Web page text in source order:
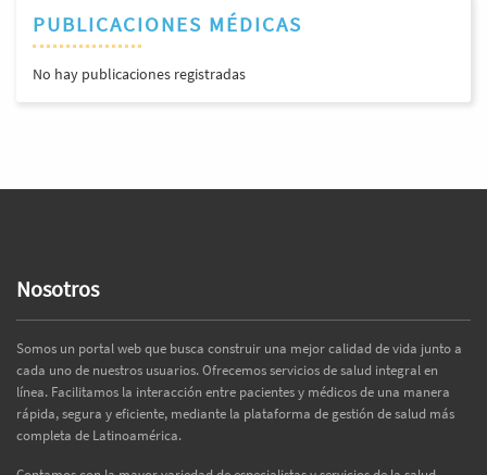
Previous
PUBLICACIONES MÉDICAS
No hay publicaciones registradas
Nosotros
Somos un portal web que busca construir una mejor calidad de vida junto a
cada uno de nuestros usuarios. Ofrecemos servicios de salud integral en
línea. Facilitamos la interacción entre pacientes y médicos de una manera
rápida, segura y eficiente, mediante la plataforma de gestión de salud más
completa de Latinoamérica.